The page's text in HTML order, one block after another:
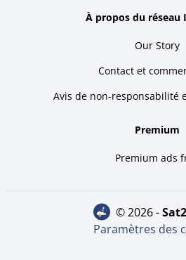
À propos du réseau
Our Story
Contact et
Avis de non-responsabilité
Premium
Premium ads
© 2026 -
Paramètres des